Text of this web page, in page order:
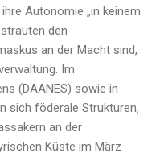
Autonomie „in keinem
den
an der Macht sind,
Im
(DAANES) sowie in
sich föderale Strukturen,
an der
Küste im März